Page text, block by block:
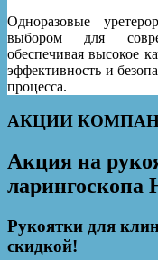
Одноразовые
выбором для
обеспечивая высокое
эффективность и
процесса.
АКЦИИ
Акция на
ларингоскопа
Рукоятки для
скидкой!